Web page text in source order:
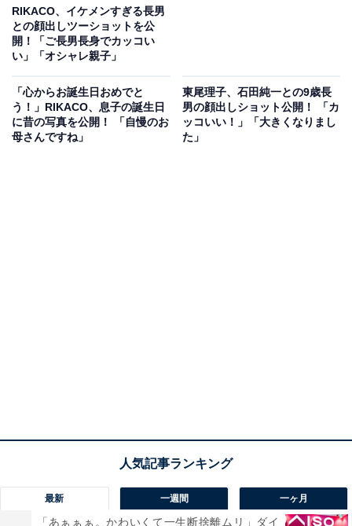
RIKACO、イケメンすぎる長男
との顔出しツーショットを公
開！「ご長男長身でカッコい
い」「オシャレ親子」
「心からお誕生日おめでと
う！」RIKACO、息子の誕生日
に昔の写真を公開！ 「自慢のお
母さんですね」
東尾理子、石田純一との9歳長
男の顔出しショット公開！ 「カ
ッコいい！」「大きくなりまし
た」
最新 一週間 一ヶ月
「あぁぁぁ。かわいくて一生断捨離ムリ」ダイ